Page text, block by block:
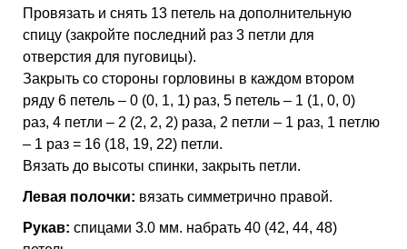
Провязать и снять 13 петель на дополнительную
спицу (закройте последний раз 3 петли для
отверстия для пуговицы).
Закрыть со стороны горловины в каждом втором
ряду 6 петель – 0 (0, 1, 1) раз, 5 петель – 1 (1, 0, 0)
раз, 4 петли – 2 (2, 2, 2) раза, 2 петли – 1 раз, 1 петлю
– 1 раз = 16 (18, 19, 22) петли.
Вязать до высоты спинки, закрыть петли.
Левая полочки: вязать симметрично правой.
Рукав: спицами 3.0 мм. набрать 40 (42, 44, 48)